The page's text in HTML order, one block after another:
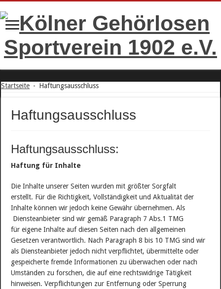
Startseite - Haftungsausschluss
Haftungsausschluss
Haftungsausschluss:
Haftung für Inhalte
Die Inhalte unserer Seiten wurden mit größter Sorgfalt
erstellt. Für die Richtigkeit, Vollständigkeit und Aktualität der
Inhalte können wir jedoch keine Gewähr übernehmen. Als
Diensteanbieter sind wir gemäß Paragraph 7 Abs.1 TMG
für eigene Inhalte auf diesen Seiten nach den allgemeinen
Gesetzen verantwortlich. Nach Paragraph 8 bis 10 TMG sind wir
als Diensteanbieter jedoch nicht verpflichtet, übermittelte oder
gespeicherte fremde Informationen zu überwachen oder nach
Umständen zu forschen, die auf eine rechtswidrige Tätigkeit
hinweisen. Verpflichtungen zur Entfernung oder Sperrung